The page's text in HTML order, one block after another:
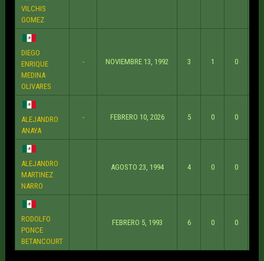
VILCHIS
GOMEZ
DIEGO
ENRIQUE
MEDINA
OLIVARES
- NOVIEMBRE 13, 1992 3 1 0
ALEJANDRO
ANAYA
- FEBRERO 10, 2026 5 0 0
ALEJANDRO
MARTINEZ
NARRO
AGOSTO 23, 1994 4 0 0
RODOLFO
PONCE
BETANCOURT
FEBRERO 5, 1993 6 0 0